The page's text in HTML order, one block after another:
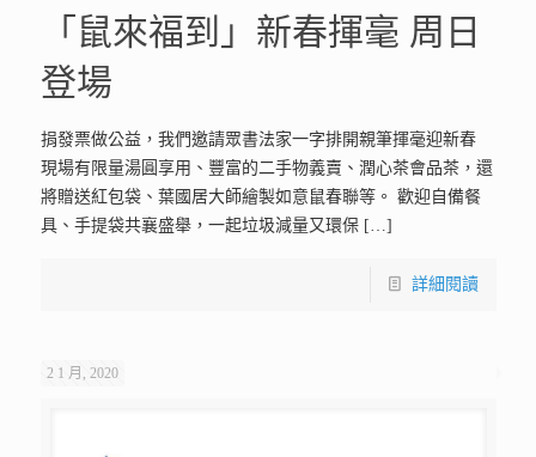
「鼠來福到」新春揮毫 周日
登場
捐發票做公益，我們邀請眾書法家一字排開親筆揮毫迎新春
現場有限量湯圓享用、豐富的二手物義賣、潤心茶會品茶，還
將贈送紅包袋、葉國居大師繪製如意鼠春聯等。 歡迎自備餐
具、手提袋共襄盛舉，一起垃圾減量又環保[…]
詳細閱讀
2 1 月, 2020